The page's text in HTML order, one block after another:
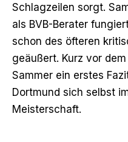
Schlagzeilen sorgt.
als BVB-Berater
schon des öfteren
geäußert. Kurz vor
Sammer ein erstes
Dortmund sich selbst
Meisterschaft.